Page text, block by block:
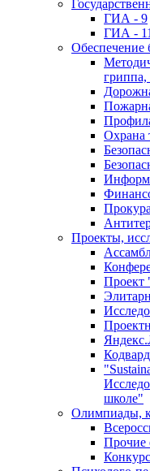
ГИА - 9
ГИА - 11
Обеспечение
Охрана
Проекты,
Проект
школе"
Олимпиады,
Прочие